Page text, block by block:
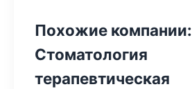
Похожие компании:
Стоматология
терапевтическая